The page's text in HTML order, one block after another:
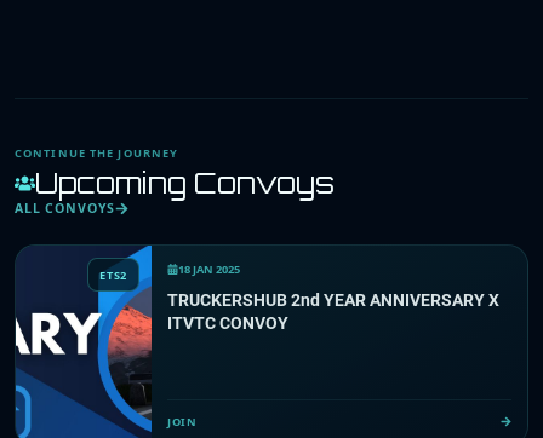
CONTINUE THE JOURNEY
Upcoming Convoys
ALL CONVOYS
ETS2 18 JAN 2025
TRUCKERSHUB 2nd YEAR ANNIVERSARY X
ITVTC CONVOY
JOIN